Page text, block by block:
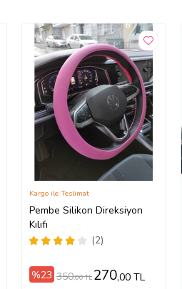
Pembe Silikon Direksiyon
Kılıfı
(2)
Kargo ile Teslimat
%23 350,00 TL 270,00 TL